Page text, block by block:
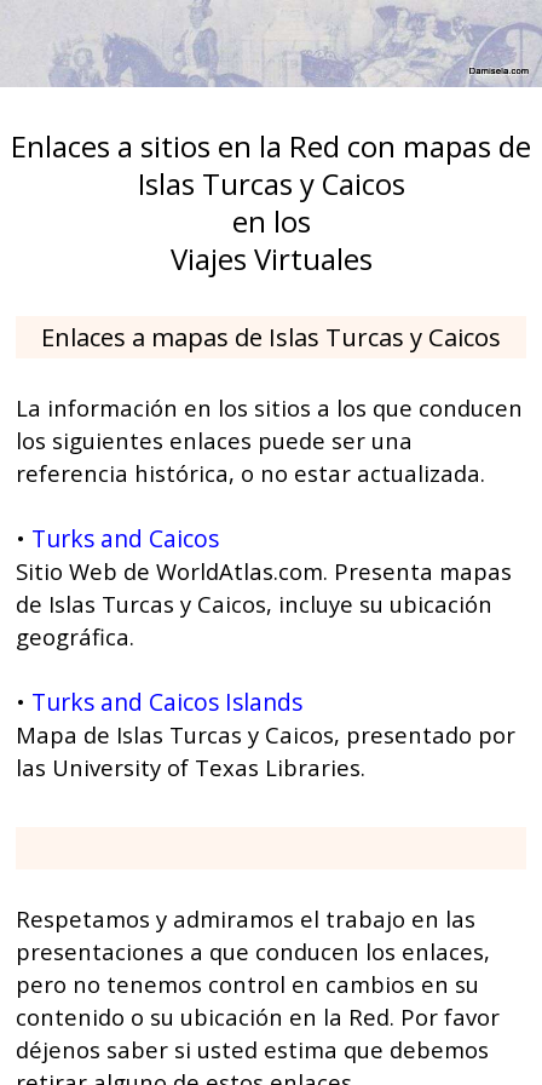
Enlaces a sitios en la Red con mapas de
Islas Turcas y Caicos
en los
Viajes Virtuales
Enlaces a mapas de Islas Turcas y Caicos
La información en los sitios a los que conducen
los siguientes enlaces puede ser una
referencia histórica, o no estar actualizada.
• Turks and Caicos
Sitio Web de WorldAtlas.com. Presenta mapas
de Islas Turcas y Caicos, incluye su ubicación
geográfica.
• Turks and Caicos Islands
Mapa de Islas Turcas y Caicos, presentado por
las University of Texas Libraries.
Respetamos y admiramos el trabajo en las
presentaciones a que conducen los enlaces,
pero no tenemos control en cambios en su
contenido o su ubicación en la Red. Por favor
déjenos saber si usted estima que debemos